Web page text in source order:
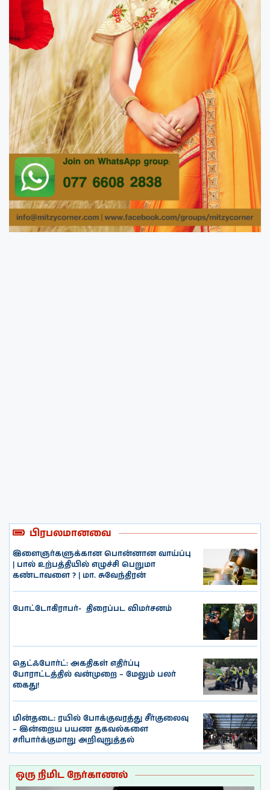
பிரபலமானவை
இளைஞர்களுக்கான பொன்னான வாய்ப்பு
| பால் உற்பத்தியில் எழுச்சி பெறுமா
கண்டாவளை ? | மா. சுவேந்திரன்
போட்டோகிராபர்- ‌ திரைப்பட விமர்சனம்
தெட்ஃபோர்ட்: அகதிகள் எதிர்ப்பு
போராட்டத்தில் வன்முறை – மேலும் பலர்
கைது!
மின்தடை: ரயில் போக்குவரத்து சீர்குலைவு
– இன்றைய பயண தகவல்களை
சரிபார்க்குமாறு அறிவுறுத்தல்
ஒரு நிமிட நேர்காணல்